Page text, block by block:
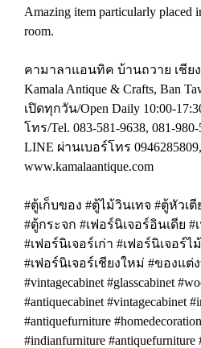
Amazing item particularly placed
room.
คามาลาแอนทิค บ้านถวาย เชีย
Kamala Antique & Crafts, Ban
เปิดทุกวัน/Open Daily 10:00-
โทร/Tel. 083-581-9638, 081-
LINE ผ่านเบอร์โทร
www.kamalaantique.com
#ตู้เก็บของ #ตู้ไม้วินเทจ #ตู้หัวเ
#ตู้กระจก #เฟอร์นิเจอร์อินเดีย
#เฟอร์นิเจอร์เก่า #เฟอร์นิเจอร์ไ
#เฟอร์นิเจอร์เชียงใหม่ #ของแต่
#vintagecabinet #glasscabinet
#antiquecabinet #vintagecabinet
#antiquefurniture
#indianfurniture #antiquefurniture